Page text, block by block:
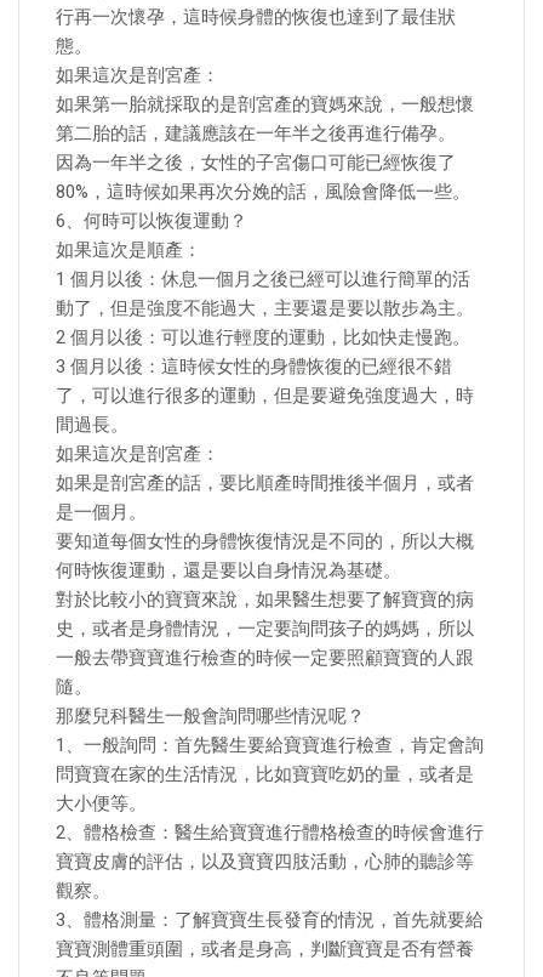
行再一次懷孕，這時候身體的恢復也達到了最佳狀
態。
如果這次是剖宮產：
如果第一胎就採取的是剖宮產的寶媽來說，一般想懷
第二胎的話，建議應該在一年半之後再進行備孕。
因為一年半之後，女性的子宮傷口可能已經恢復了
80%，這時候如果再次分娩的話，風險會降低一些。
6、何時可以恢復運動？
如果這次是順產：
1 個月以後：休息一個月之後已經可以進行簡單的活
動了，但是強度不能過大，主要還是要以散步為主。
2 個月以後：可以進行輕度的運動，比如快走慢跑。
3 個月以後：這時候女性的身體恢復的已經很不錯
了，可以進行很多的運動，但是要避免強度過大，時
間過長。
如果這次是剖宮產：
如果是剖宮產的話，要比順產時間推後半個月，或者
是一個月。
要知道每個女性的身體恢復情況是不同的，所以大概
何時恢復運動，還是要以自身情況為基礎。
對於比較小的寶寶來說，如果醫生想要了解寶寶的病
史，或者是身體情況，一定要詢問孩子的媽媽，所以
一般去帶寶寶進行檢查的時候一定要照顧寶寶的人跟
隨。
那麼兒科醫生一般會詢問哪些情況呢？
1、一般詢問：首先醫生要給寶寶進行檢查，肯定會詢
問寶寶在家的生活情況，比如寶寶吃奶的量，或者是
大小便等。
2、體格檢查：醫生給寶寶進行體格檢查的時候會進行
寶寶皮膚的評估，以及寶寶四肢活動，心肺的聽診等
觀察。
3、體格測量：了解寶寶生長發育的情況，首先就要給
寶寶測體重頭圍，或者是身高，判斷寶寶是否有營養